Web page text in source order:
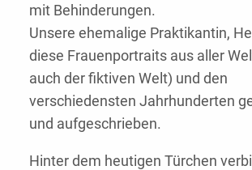
mit Behinderungen.
Unsere ehemalige Praktikantin,
diese Frauenportraits aus aller
auch der fiktiven Welt) und den
verschiedensten Jahrhunderten
und aufgeschrieben.
Hinter dem heutigen Türchen